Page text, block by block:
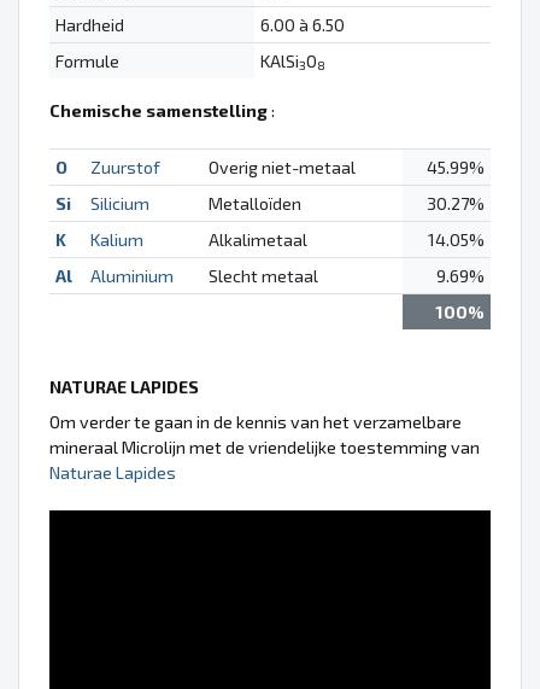
Hardheid
6.00 à 6.50
Formule
KAlSi3O8
Chemische samenstelling:
O Zuurstof Overig niet-metaal
45.99%
Si
Silicium Metalloïden
30.27%
K
Kalium Alkalimetaal
14.05%
Al
Aluminium Slecht metaal
9.69%
100%
NATURAE LAPIDES
Om verder te gaan in de kennis van het verzamelbare
mineraal Microlijn met de vriendelijke toestemming van
Naturae Lapides